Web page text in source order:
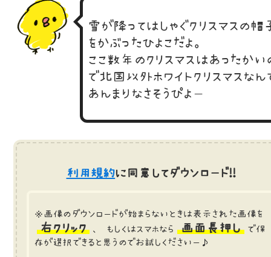
雪が降ってはしゃぐクリスマスの帽
をかぶったひよこだよ。
ここ数年のクリスマスはあったかい
で北国以外ホワイトクリスマスなん
あんまりなさそうぴよー
利用規約に同意してダウンロード!!
※画像のダウンロードが始まらないときは表示された画像を
右クリック 、 もしくはスマホなら 画面長押し
で保
存が選択できると思うのでお試しくださいー♪